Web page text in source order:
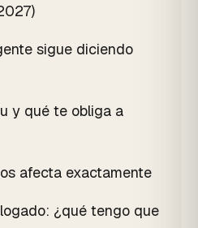
sigue diciendo
y qué te obliga a
afecta exactamente
¿qué tengo que